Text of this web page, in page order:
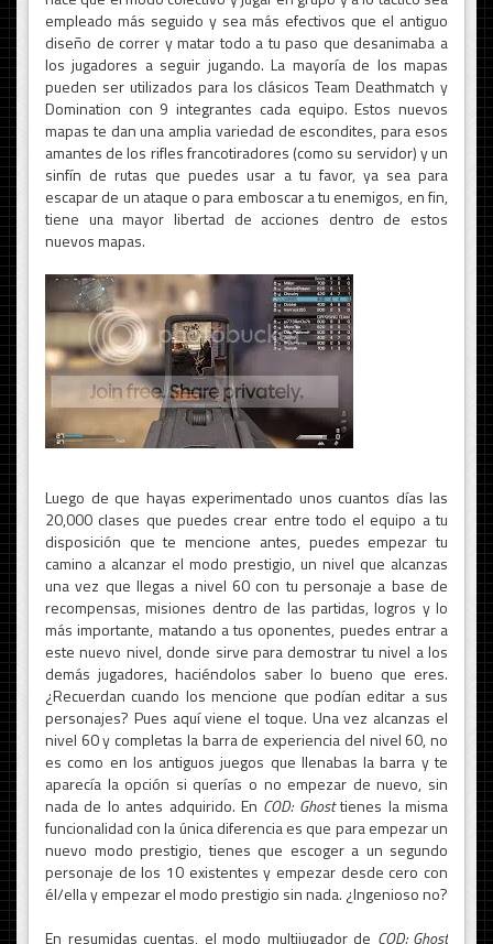
empleado más seguido y sea más efectivos que el antiguo
diseño de correr y matar todo a tu paso que desanimaba a
los jugadores a seguir jugando. La mayoría de los mapas
pueden ser utilizados para los clásicos Team Deathmatch y
Domination con 9 integrantes cada equipo. Estos nuevos
mapas te dan una amplia variedad de escondites, para esos
amantes de los rifles francotiradores (como su servidor) y un
sinfín de rutas que puedes usar a tu favor, ya sea para
escapar de un ataque o para emboscar a tu enemigos, en fin,
tiene una mayor libertad de acciones dentro de estos
nuevos mapas.
Luego de que hayas experimentado unos cuantos días las
20,000 clases que puedes crear entre todo el equipo a tu
disposición que te mencione antes, puedes empezar tu
camino a alcanzar el modo prestigio, un nivel que alcanzas
una vez que llegas a nivel 60 con tu personaje a base de
recompensas, misiones dentro de las partidas, logros y lo
más importante, matando a tus oponentes, puedes entrar a
este nuevo nivel, donde sirve para demostrar tu nivel a los
demás jugadores, haciéndolos saber lo bueno que eres.
¿Recuerdan cuando los mencione que podían editar a sus
personajes? Pues aquí viene el toque. Una vez alcanzas el
nivel 60 y completas la barra de experiencia del nivel 60, no
es como en los antiguos juegos que llenabas la barra y te
aparecía la opción si querías o no empezar de nuevo, sin
nada de lo antes adquirido. En COD: Ghosttienes la misma
funcionalidad con la única diferencia es que para empezar un
nuevo modo prestigio, tienes que escoger a un segundo
personaje de los 10 existentes y empezar desde cero con
él/ella y empezar el modo prestigio sin nada. ¿Ingenioso no?
En resumidas cuentas, el modo multijugador de COD: Ghost